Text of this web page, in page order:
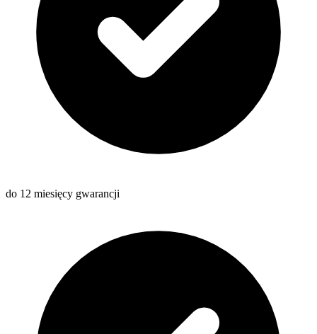
do 12 miesięcy gwarancji